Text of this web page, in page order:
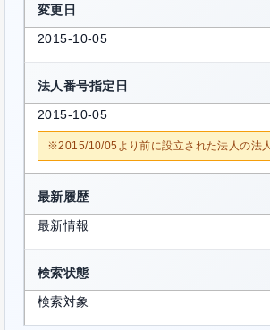
変更日
2015-10-05
法人番号指定日
2015-10-05
※2015/10/05より前に設立された法人の法
最新履歴
最新情報
検索状態
検索対象